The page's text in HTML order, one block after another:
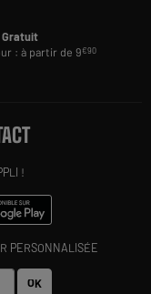
Gratuit
: à partir de 9€90
!
PERSONNALISÉE
OK